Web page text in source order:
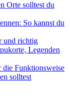
Orte solltest du
So kannst du
und richtig
Legenden
die Funktionsweise
solltest